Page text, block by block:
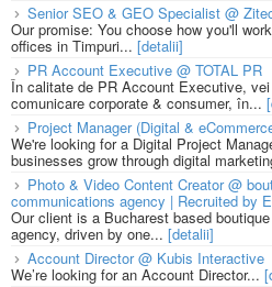
Senior SEO & GEO Specialist @
Our promise: You choose how you'll
offices in Timpuri... [detalii]
PR Account Executive @ TOTAL PR
În calitate de PR Account Executive,
comunicare corporate & consumer, în...
Project Manager (Digital &
We're looking for a Digital Project
businesses grow through digital
Photo & Video Content Creator @
communications agency | Recruited by
Our client is a Bucharest based
agency, driven by one... [detalii]
Account Director @ Kubis Interactive
We’re looking for an Account Director...